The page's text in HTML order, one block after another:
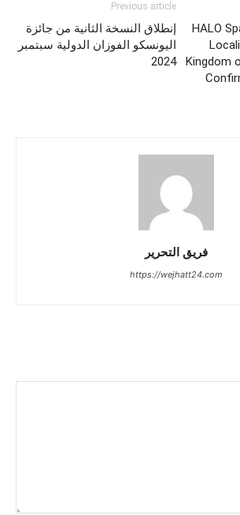
Previous article
إنطلاق النسخة الثانية من جائزة
اليونسكو الفوزان الدولية سبتمبر
2024
HALO
Kingdom
فريق التحرير
https://wejhatt24.com